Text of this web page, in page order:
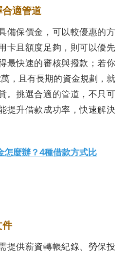
適管道
備保價金，可以較優惠的方
卡且額度足夠，則可以優先
最快速的審核與撥款；若你
，且有長期的資金規劃，就
。挑選合適的管道，不只可
提升借款成功率，快速解決
怎麼辦？4種借款方式比
件
提供薪資轉帳紀錄、勞保投